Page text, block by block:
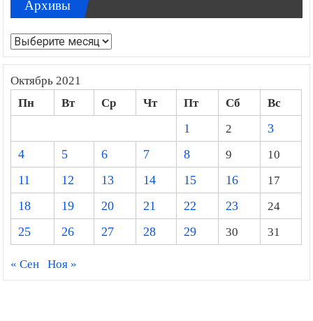
Архивы
Архивы
Октябрь 2021
Пн Вт Ср Чт Пт Сб
Вс
1
2
3
4
5 6 7 8 9
10
11
12 13 14 15 16
17
18
19 20 21 22 23
24
25
26 27 28 29 30 31
« Сен Ноя »